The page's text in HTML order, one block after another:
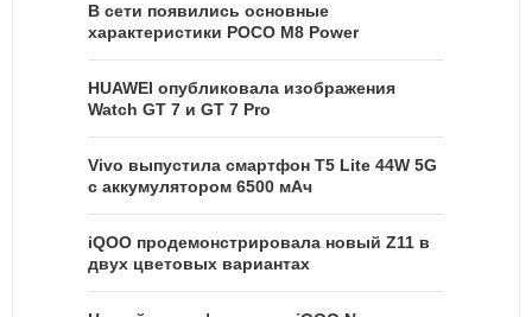
В сети появились основные
характеристики POCO M8 Power
HUAWEI опубликовала изображения
Watch GT 7 и GT 7 Pro
Vivo выпустила смартфон T5 Lite 44W 5G
с аккумулятором 6500 мАч
iQOO продемонстрировала новый Z11 в
двух цветовых вариантах